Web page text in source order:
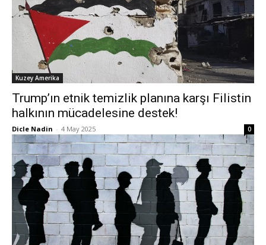
Kuzey Amerika
Trump’ın etnik temizlik planına karşı Filistin
halkının mücadelesine destek!
Dicle Nadin - 4 May 2025 0